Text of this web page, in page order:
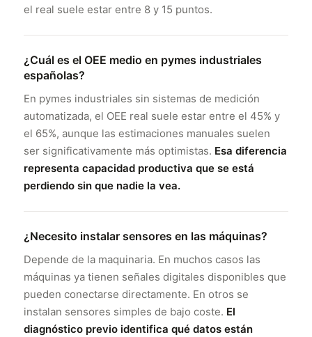
el real suele estar entre 8 y 15 puntos.
¿Cuál es el OEE medio en pymes industriales
españolas?
En pymes industriales sin sistemas de medición
automatizada, el OEE real suele estar entre el 45% y
el 65%, aunque las estimaciones manuales suelen
ser significativamente más optimistas. Esa diferencia
representa capacidad productiva que se está
perdiendo sin que nadie la vea.
¿Necesito instalar sensores en las máquinas?
Depende de la maquinaria. En muchos casos las
máquinas ya tienen señales digitales disponibles que
pueden conectarse directamente. En otros se
instalan sensores simples de bajo coste. El
diagnóstico previo identifica qué datos están